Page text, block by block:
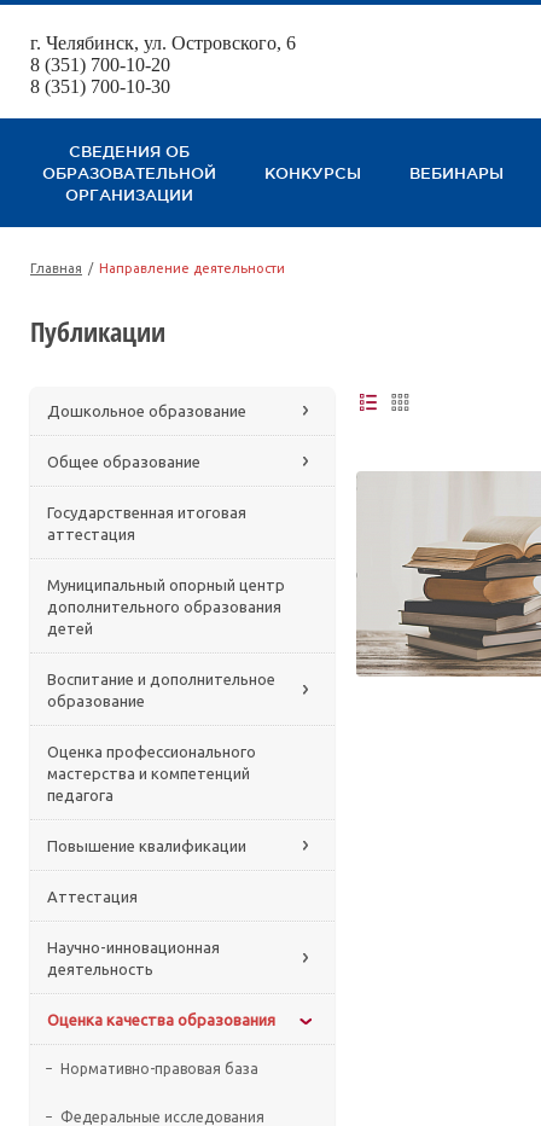
г. Челябинск, ул. Островского, 6
8 (351) 700-10-20
8 (351) 700-10-30
СВЕДЕНИЯ ОБ
ОБРАЗОВАТЕЛЬНОЙ
ОРГАНИЗАЦИИ
КОНКУРСЫ ВЕБИНАРЫ
Главная / Направление деятельности
Публикации
Дошкольное образование
Общее образование
Государственная итоговая
аттестация
Муниципальный опорный центр
дополнительного образования
детей
Воспитание и дополнительное
образование
Оценка профессионального
мастерства и компетенций
педагога
Повышение квалификации
Аттестация
Научно-инновационная
деятельность
Оценка качества образования
Нормативно-правовая база
Федеральные исследования